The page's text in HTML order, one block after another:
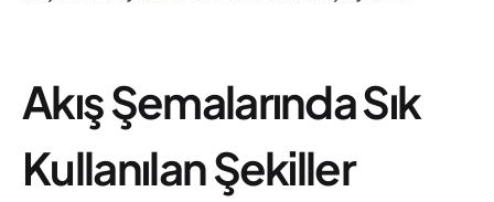
Akış Şemalarında Sık
Kullanılan Şekiller